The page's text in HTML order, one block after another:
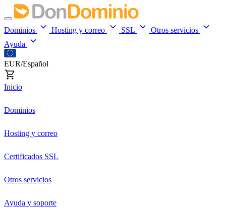
Dominios Hosting y correo SSL
Otros servicios
Ayuda
EUR/Español
Inicio
Dominios
Hosting y correo
Certificados SSL
Otros servicios
Ayuda y soporte